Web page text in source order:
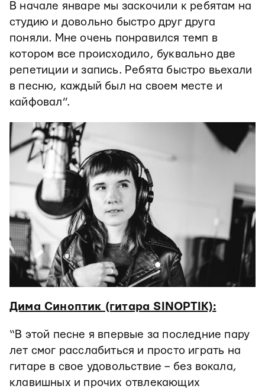
В начале январе мы заскочили к ребятам на
студию и довольно быстро друг друга
поняли. Мне очень понравился темп в
котором все происходило, буквально две
репетиции и запись. Ребята быстро вьехали
в песню, каждый был на своем месте и
кайфовал”.
Дима Синоптик (гитара SINOPTIK):
“В этой песне я впервые за последние пару
лет смог расслабиться и просто играть на
гитаре в свое удовольствие – без вокала,
клавишных и прочих отвлекающих